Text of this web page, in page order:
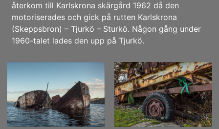
återkom till Karlskrona skärgård 1962 då den
motoriserades och gick på rutten Karlskrona
(Skeppsbron) – Tjurkö – Sturkö. Någon gång under
1960-talet lades den upp på Tjurkö.